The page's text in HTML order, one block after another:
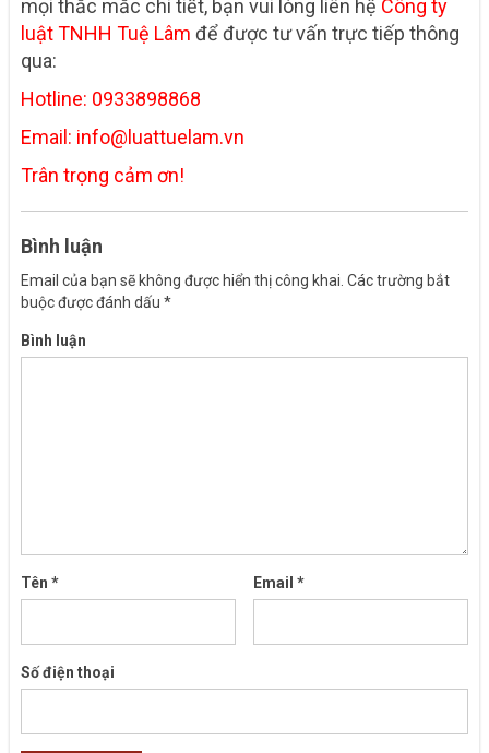
mọi thắc mắc chi tiết, bạn vui lòng liên hệ Công ty
luật TNHH Tuệ Lâm để được tư vấn trực tiếp thông
qua:
Hotline: 0933898868
Email: info@luattuelam.vn
Trân trọng cảm ơn!
Bình luận
Email của bạn sẽ không được hiển thị công khai. Các trường bắt
buộc được đánh dấu*
Bình luận
Tên* Email*
Số điện thoại